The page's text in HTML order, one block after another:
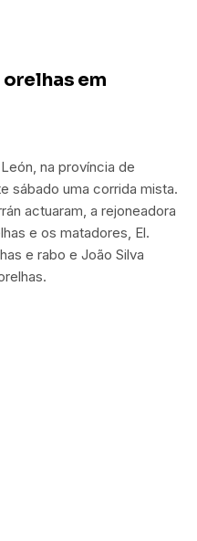
em
na província de
sábado uma corrida mista.
actuaram, a rejoneadora
e os matadores, El.
e rabo e João Silva